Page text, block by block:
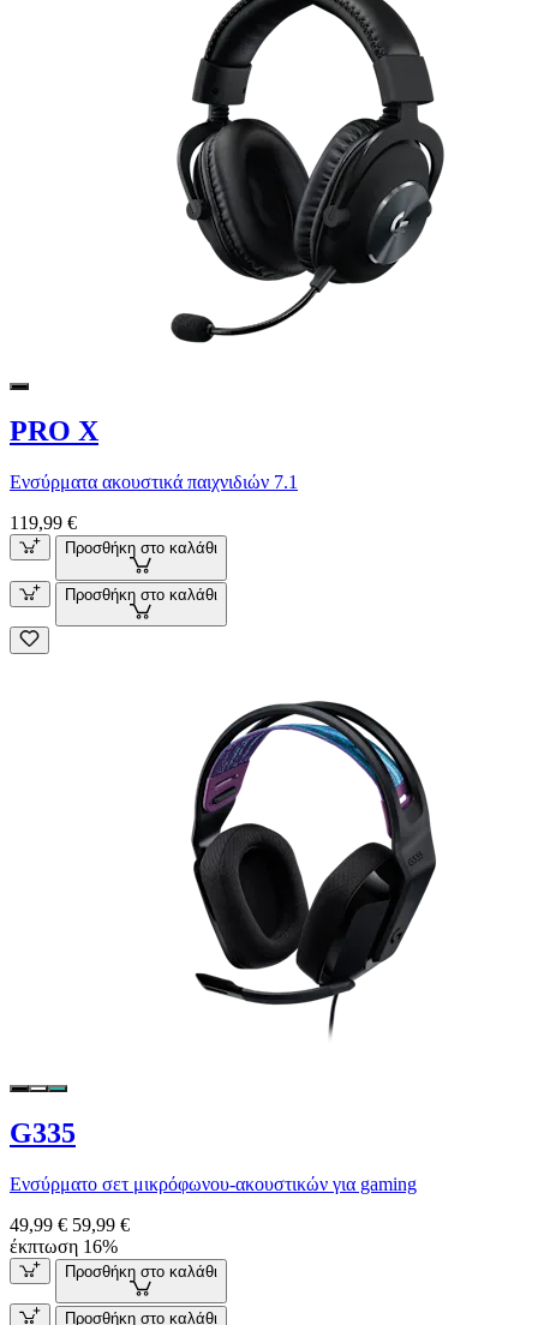
PRO X
Ενσύρματα ακουστικά παιχνιδιών 7.1
119,99 €
Προσθήκη στο καλάθι
Προσθήκη στο καλάθι
G335
Ενσύρματο σετ μικρόφωνου-ακουστικών για gaming
49,99 € 59,99 €
έκπτωση 16%
Προσθήκη στο καλάθι
Προσθήκη στο καλάθι